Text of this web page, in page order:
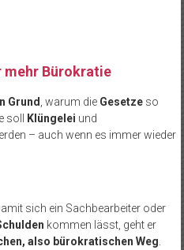
mehr Bürokratie
Grund , warum die Gesetzeso
soll
Klüngelei und
– auch wenn es immer wieder
sich ein Sachbearbeiter oder
kommen lässt, geht er
also bürokratischen Weg